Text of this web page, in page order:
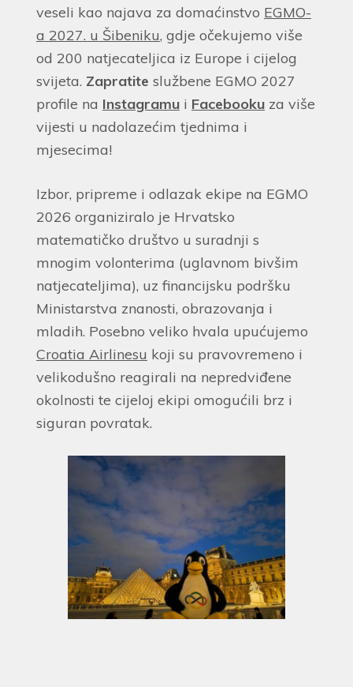
veseli kao najava za domaćinstvo EGMO-
a 2027. u Šibeniku, gdje očekujemo više
od 200 natjecateljica iz Europe i cijelog
svijeta. Zapratite službene EGMO 2027
profile na Instagramu i Facebooku za više
vijesti u nadolazećim tjednima i
mjesecima!
Izbor, pripreme i odlazak ekipe na EGMO
2026 organiziralo je Hrvatsko
matematičko društvo u suradnji s
mnogim volonterima (uglavnom bivšim
natjecateljima), uz financijsku podršku
Ministarstva znanosti, obrazovanja i
mladih. Posebno veliko hvala upućujemo
Croatia Airlinesu koji su pravovremeno i
velikodušno reagirali na nepredviđene
okolnosti te cijeloj ekipi omogućili brz i
siguran povratak.